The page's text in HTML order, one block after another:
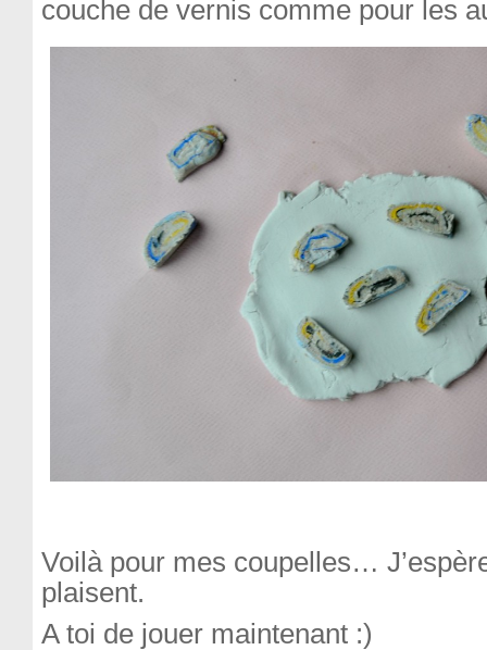
couche de vernis comme pour les
Voilà pour mes coupelles…
plaisent.
A toi de jouer maintenant :)